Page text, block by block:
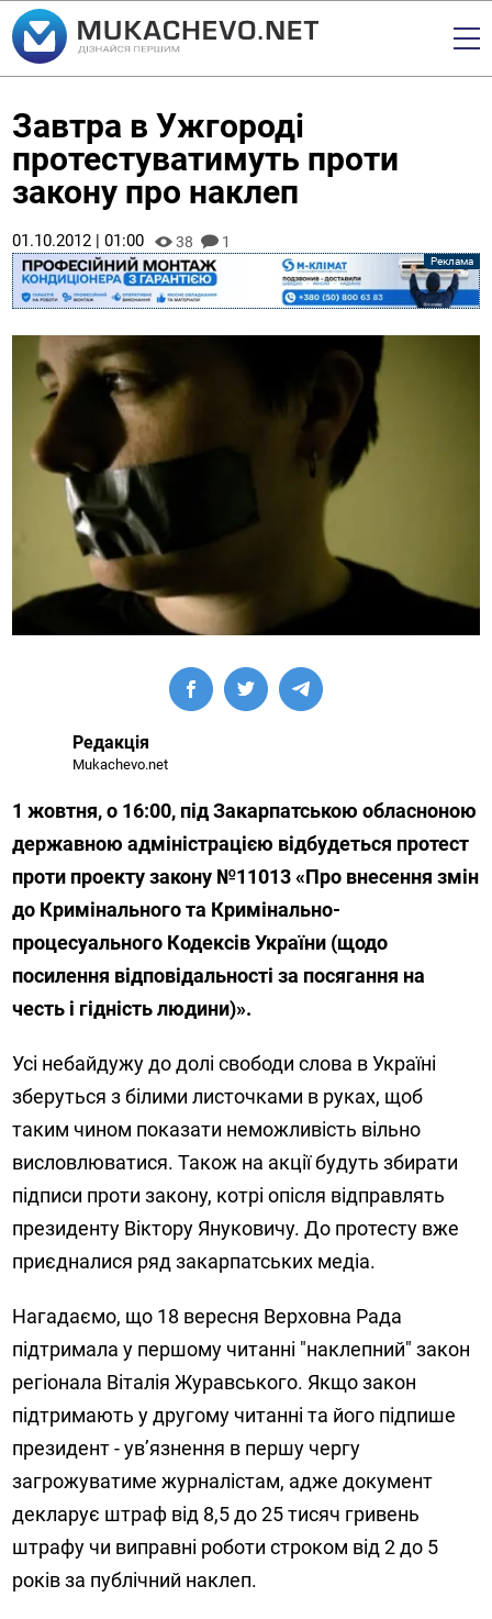
Завтра в Ужгороді
протестуватимуть проти
закону про наклеп
01.10.2012 | 01:00 38 1
Редакція
Mukachevo.net
1 жовтня, о 16:00, під Закарпатською обласноною
державною адміністрацією відбудеться протест
проти проекту закону №11013 «Про внесення змін
до Кримінального та Кримінально-
процесуального Кодексів України (щодо
посилення відповідальності за посягання на
честь і гідність людини)».
Усі небайдужу до долі свободи слова в Україні
зберуться з білими листочками в руках, щоб
таким чином показати неможливість вільно
висловлюватися. Також на акції будуть збирати
підписи проти закону, котрі опісля відправлять
президенту Віктору Януковичу. До протесту вже
приєдналися ряд закарпатських медіа.
Нагадаємо, що 18 вересня Верховна Рада
підтримала у першому читанні "наклепний" закон
регіонала Віталія Журавського. Якщо закон
підтримають у другому читанні та його підпише
президент - ув’язнення в першу чергу
загрожуватиме журналістам, адже документ
декларує штраф від 8,5 до 25 тисяч гривень
штрафу чи виправні роботи строком від 2 до 5
років за публічний наклеп.